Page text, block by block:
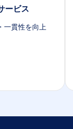
ービス
一貫性を向上